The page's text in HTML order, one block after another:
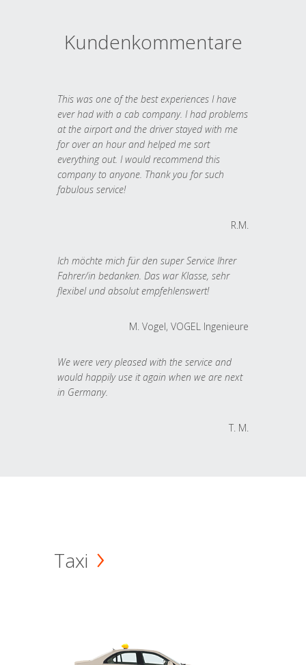
Kundenkommentare
This was one of the best experiences I have
ever had with a cab company. I had problems
at the airport and the driver stayed with me
for over an hour and helped me sort
everything out. I would recommend this
company to anyone. Thank you for such
fabulous service!
R.M.
Ich möchte mich für den super Service Ihrer
Fahrer/in bedanken. Das war Klasse, sehr
flexibel und absolut empfehlenswert!
M. Vogel, VOGEL Ingenieure
We were very pleased with the service and
would happily use it again when we are next
in Germany.
T. M.
Taxi